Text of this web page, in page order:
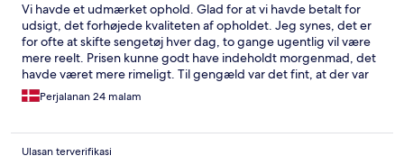
Vi havde et udmærket ophold. Glad for at vi havde betalt for
udsigt, det forhøjede kvaliteten af opholdet. Jeg synes, det er
for ofte at skifte sengetøj hver dag, to gange ugentlig vil være
mere reelt. Prisen kunne godt have indeholdt morgenmad, det
havde været mere rimeligt. Til gengæld var det fint, at der var
mulighed for suttlebil, men den kunne nemt undværes, hvis
man vil tage hensyn til miljøet.
Perjalanan 24 malam
Ulasan terverifikasi